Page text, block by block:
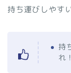
持ち運びしやす
持
れ！